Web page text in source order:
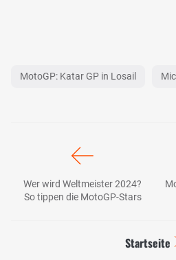
MotoGP: Katar GP in Losail
Wer wird Weltmeister 2024?
So tippen die MotoGP-Stars
Startseite